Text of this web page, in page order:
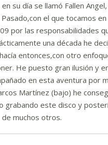
su día se llamó Fallen
el que tocamos
por las responsabilidades
una década he
entonces,con otro
He puesto gran ilusión y
en esta aventura por
Martínez (bajo) he
grabando este disco y
muchos otros.